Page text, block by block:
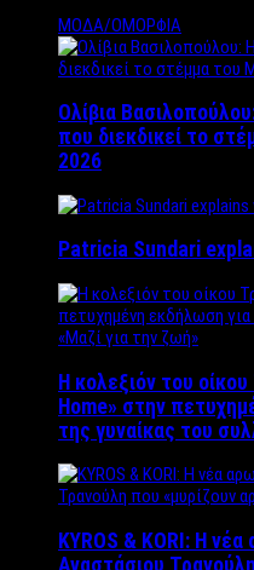
ΜΟΔΑ/ΟΜΟΡΦΙΑ
Ολίβια
που διεκδικεί το
2026
Patricia Sundari
Η κολεξιόν του
Home» στην
της γυναίκας του
KYROS & KORI: Η
Αναστάσιου